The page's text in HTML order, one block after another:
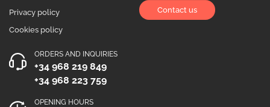
Privacy policy
Cookies policy
Contact us
ORDERS AND INQUIRIES
+34 968 219 849
+34 968 223 759
OPENING HOURS